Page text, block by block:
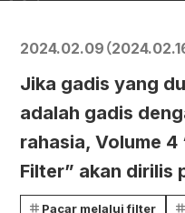
2024.02.09 （
Jika gadis yang
adalah gadis
rahasia, Volume
Filter” akan dirilis
Pacar melalui filter